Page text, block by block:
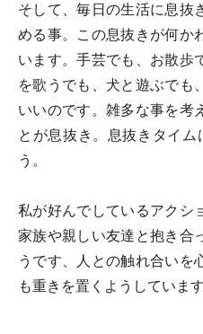
そして、毎日の生活に息抜
める事。この息抜きが何か
います。手芸でも、お散歩
を歌うでも、犬と遊ぶでも
いいのです。雑多な事を考
とが息抜き。息抜きタイ
う。
私が好んでしているアクシ
家族や親しい友達と抱き合
うです、人との触れ合いを
も重きを置くようしています